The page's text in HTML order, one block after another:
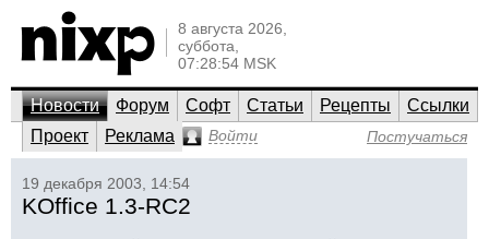
8 августа 2026,
суббота,
07:28:54 MSK
Новости Форум Софт Статьи Рецепты
Ссылки
Проект
Реклама Войти Постучаться
19 декабря 2003, 14:54
KOffice 1.3-RC2